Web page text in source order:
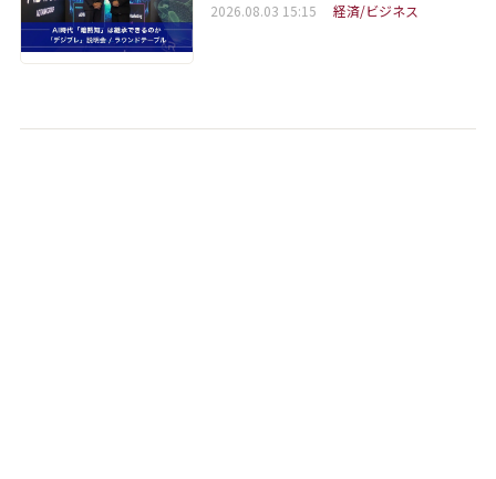
2026.08.03 15:15 経済/ビジネス